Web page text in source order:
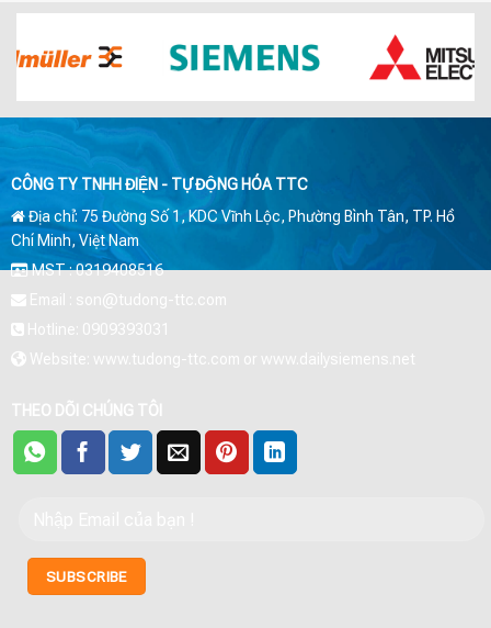
CÔNG TY TNHH ĐIỆN - TỰ ĐỘNG HÓA TTC
Địa chỉ: 75 Đường Số 1, KDC Vĩnh Lộc, Phường Bình Tân, TP. Hồ
Chí Minh, Việt Nam
MST : 0319408516
Email : son@tudong-ttc.com
Hotline: 0909393031
Website: www.tudong-ttc.com or www.dailysiemens.net
THEO DÕI CHÚNG TÔI